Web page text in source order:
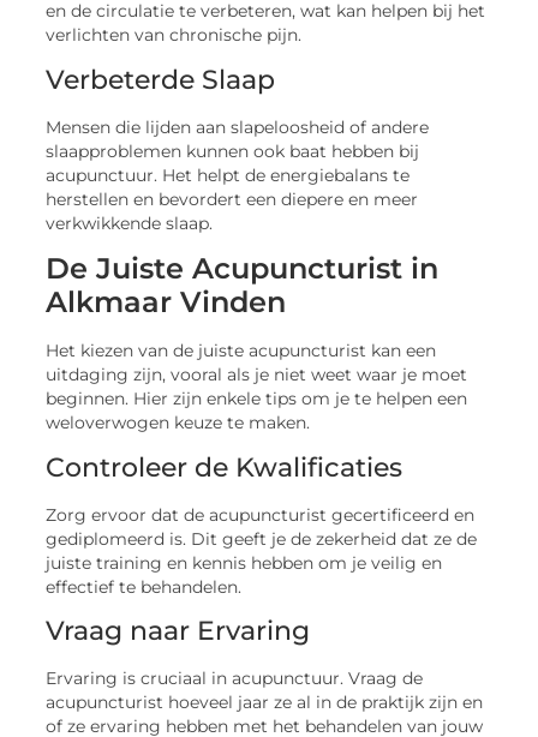
en de circulatie te verbeteren, wat kan helpen bij het
verlichten van chronische pijn.
Verbeterde Slaap
Mensen die lijden aan slapeloosheid of andere
slaapproblemen kunnen ook baat hebben bij
acupunctuur. Het helpt de energiebalans te
herstellen en bevordert een diepere en meer
verkwikkende slaap.
De Juiste Acupuncturist in
Alkmaar Vinden
Het kiezen van de juiste acupuncturist kan een
uitdaging zijn, vooral als je niet weet waar je moet
beginnen. Hier zijn enkele tips om je te helpen een
weloverwogen keuze te maken.
Controleer de Kwalificaties
Zorg ervoor dat de acupuncturist gecertificeerd en
gediplomeerd is. Dit geeft je de zekerheid dat ze de
juiste training en kennis hebben om je veilig en
effectief te behandelen.
Vraag naar Ervaring
Ervaring is cruciaal in acupunctuur. Vraag de
acupuncturist hoeveel jaar ze al in de praktijk zijn en
of ze ervaring hebben met het behandelen van jouw